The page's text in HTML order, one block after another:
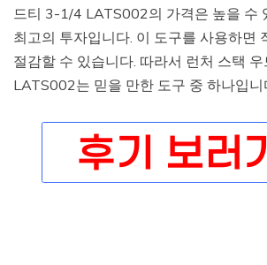
드티 3-1/4 LATS002의 가격은 높을 수
최고의 투자입니다. 이 도구를 사용하면
절감할 수 있습니다. 따라서 런처 스택
LATS002는 믿을 만한 도구 중 하나입니